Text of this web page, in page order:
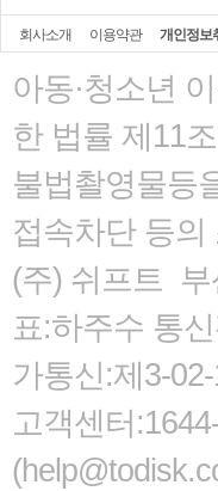
회사소개 이용약관 개인정보
아동·청소년
한 법률 제11
불법촬영물등
접속차단 등
(주) 쉬프트 부
표:하주수 통
가통신:제3-
고객센터